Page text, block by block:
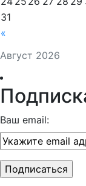
Август 2026
«
31
Ваш email: